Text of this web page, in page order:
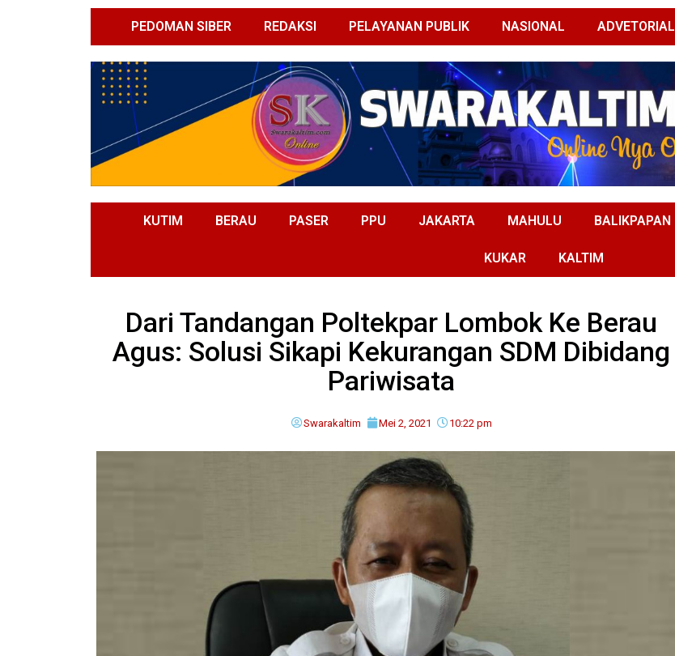
PEDOMAN SIBER REDAKSI PELAYANAN PUBLIK NASIONAL ADVETORIAL
KUTIM BERAU PASER PPU JAKARTA MAHULU BALIKPAPAN
KUKAR KALTIM
Dari Tandangan Poltekpar Lombok Ke Berau
Agus: Solusi Sikapi Kekurangan SDM Dibidang
Pariwisata
Swarakaltim Mei 2, 2021 10:22 pm